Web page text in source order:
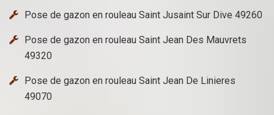
Pose de gazon en rouleau Saint Jusaint Sur Dive 49260
Pose de gazon en rouleau Saint Jean Des Mauvrets
49320
Pose de gazon en rouleau Saint Jean De Linieres
49070